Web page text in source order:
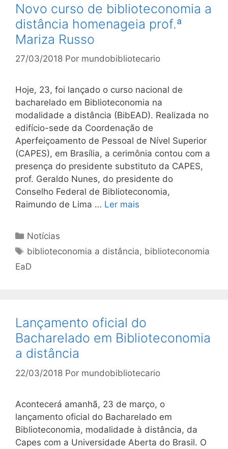
Novo curso de biblioteconomia a
distância homenageia prof.ª
Mariza Russo
27/03/2018 Por mundobibliotecario
Hoje, 23, foi lançado o curso nacional de
bacharelado em Biblioteconomia na
modalidade a distância (BibEAD). Realizada no
edifício-sede da Coordenação de
Aperfeiçoamento de Pessoal de Nível Superior
(CAPES), em Brasília, a cerimônia contou com a
presença do presidente substituto da CAPES,
prof. Geraldo Nunes, do presidente do
Conselho Federal de Biblioteconomia,
Raimundo de Lima … Ler mais
Categorias
Notícias
Tags
biblioteconomia a distância, biblioteconomia
EaD
Lançamento oficial do
Bacharelado em Biblioteconomia
a distância
22/03/2018 Por mundobibliotecario
Acontecerá amanhã, 23 de março, o
lançamento oficial do Bacharelado em
Biblioteconomia, modalidade à distância, da
Capes com a Universidade Aberta do Brasil. O